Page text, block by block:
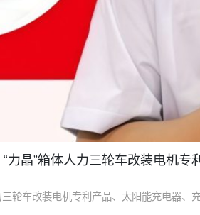
晶”箱体人力三轮车改装电机
轮车改装电机专利产品、太阳能充电器